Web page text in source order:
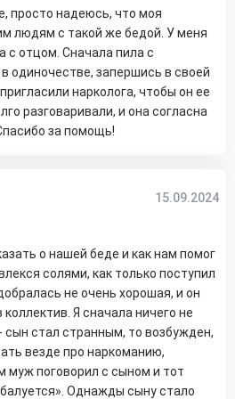
просто надеюсь, что моя
людям с такой же бедой. У меня
с отцом. Сначала пила с
одиночестве, запершись в своей
нарколога, чтобы он ее
разговаривали, и она согласна
за помощь!
15.09.2024
о нашей беде и как нам помог
солями, как только поступил
не очень хорошая, и он
Я сначала ничего не
сын стал странным, то возбужден,
везде про наркоманию,
муж поговорил с сыном и тот
Однажды сыну стало